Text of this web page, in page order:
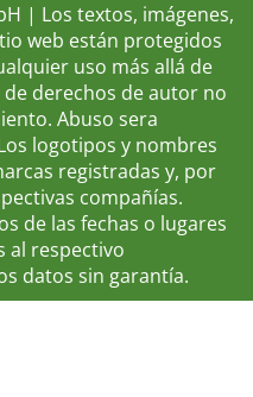
| Los textos, imágenes,
web están protegidos
uso más allá de
derechos de autor no
Abuso sera
logotipos y nombres
registradas y, por
compañías.
de las fechas o lugares
al respectivo
datos sin garantía.